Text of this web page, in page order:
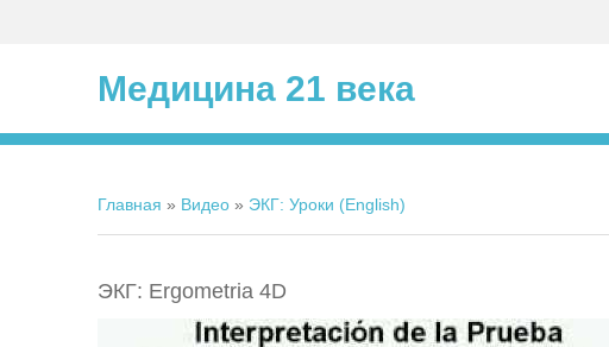
Медицина 21 века
Главная » Видео » ЭКГ: Уроки (English)
ЭКГ: Ergometria 4D